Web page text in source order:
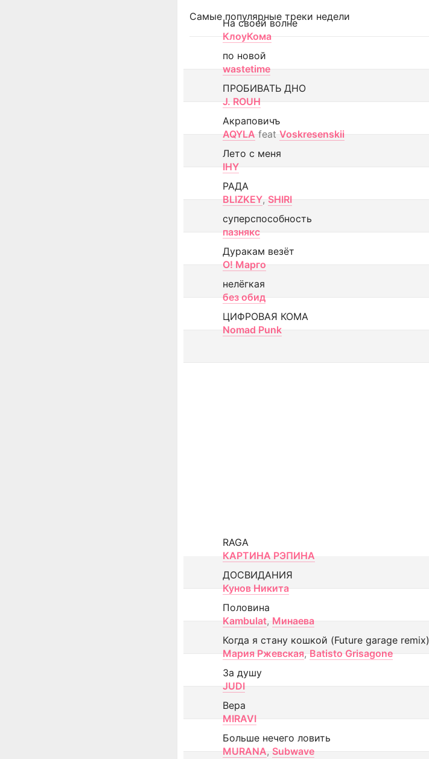
Самые популярные треки недели
На своей волне
КлоуКома
по новой
wastetime
ПРОБИВАТЬ ДНО
J. ROUH
Акраповичъ
AQYLA feat Voskresenskii
Лето с меня
IHY
РАДА
BLIZKEY, SHIRI
суперспособность
пазнякс
Дуракам везёт
О! Марго
нелёгкая
без обид
ЦИФРОВАЯ КОМА
Nomad Punk
RAGA
КАРТИНА РЭПИНА
ДОСВИДАНИЯ
Кунов Никита
Половина
Kambulat, Минаева
Когда я стану кошкой (Future garage remix)
Мария Ржевская, Batisto Grisagone
За душу
JUDI
Вера
MIRAVI
Больше нечего ловить
MURANA, Subwave